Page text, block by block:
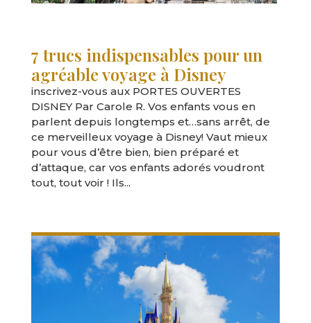
7 trucs indispensables pour un
agréable voyage à Disney
inscrivez-vous aux PORTES OUVERTES
DISNEY Par Carole R. Vos enfants vous en
parlent depuis longtemps et…sans arrêt, de
ce merveilleux voyage à Disney! Vaut mieux
pour vous d’être bien, bien préparé et
d’attaque, car vos enfants adorés voudront
tout, tout voir ! Ils...